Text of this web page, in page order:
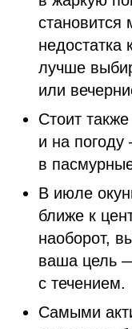
становится
недостатка
лучше
или
Стоит
и на
в
В июле
ближе к
наоборот,
ваша цель
с течением.
Самыми